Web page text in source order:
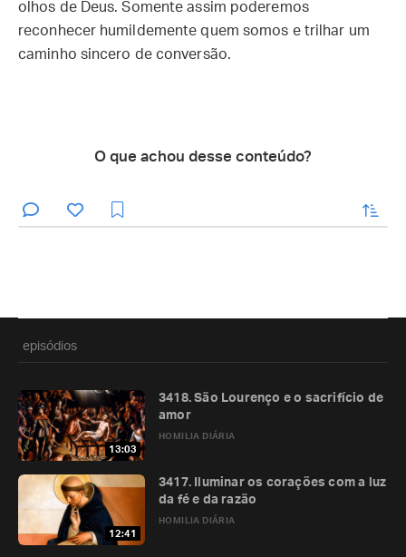
olhos de Deus. Somente assim poderemos
reconhecer humildemente quem somos e trilhar um
caminho sincero de conversão.
O que achou desse conteúdo?
enviar
episódios
13:03
HOMILIA DIÁRIA
3418. São Lourenço e o sacrifício de
amor
12:41
HOMILIA DIÁRIA
3417. Iluminar os corações com a luz
da fé e da razão